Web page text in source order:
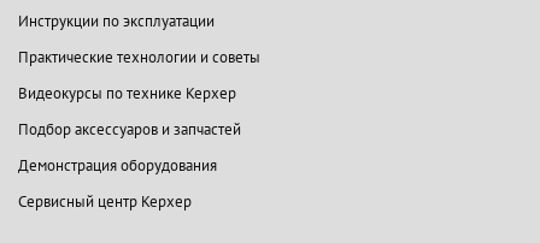
Инструкции по эксплуатации
Практические технологии и советы
Видеокурсы по технике Керхер
Подбор аксессуаров и запчастей
Демонстрация оборудования
Сервисный центр Керхер